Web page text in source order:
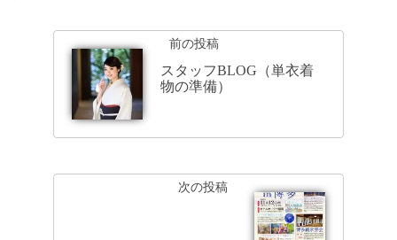
前の投稿
スタッフBLOG（単衣着
物の準備）
次の投稿